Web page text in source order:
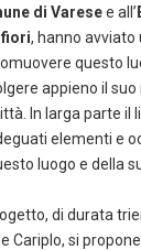
di Varesee all’
fiori, hanno
questo
appieno il
In larga parte il
elementi e
luogo e della
di durata
Cariplo, si